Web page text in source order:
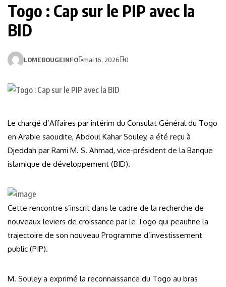
Togo : Cap sur le PIP avec la
BID
LOMEBOUGEINFO mai 16, 2026 0
Le chargé d’Affaires par intérim du Consulat Général du Togo
en Arabie saoudite, Abdoul Kahar Souley, a été reçu à
Djeddah par Rami M. S. Ahmad, vice‑président de la Banque
islamique de développement (BID).
Cette rencontre s’inscrit dans le cadre de la recherche de
nouveaux leviers de croissance par le Togo qui peaufine la
trajectoire de son nouveau Programme d’investissement
public (PIP).
M. Souley a exprimé la reconnaissance du Togo au bras